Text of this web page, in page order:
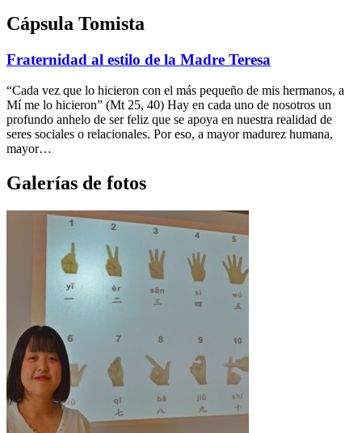
Cápsula Tomista
Fraternidad al estilo de la Madre Teresa
“Cada vez que lo hicieron con el más pequeño de mis hermanos, a
Mí me lo hicieron” (Mt 25, 40) Hay en cada uno de nosotros un
profundo anhelo de ser feliz que se apoya en nuestra realidad de
seres sociales o relacionales. Por eso, a mayor madurez humana,
mayor…
Galerías de fotos